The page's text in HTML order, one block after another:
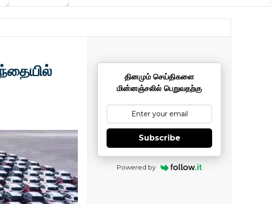
தினமும் செய்திகளை
மின்னஞ்சலில் பெறுவதற்கு
Subscribe
Powered by